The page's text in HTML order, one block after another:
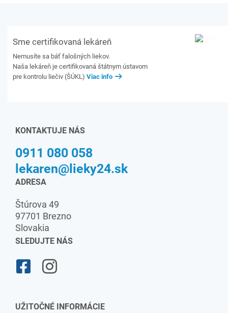
Sme certifikovaná lekáreň
Nemusíte sa báť falošných liekov.
Naša lekáreň je certifikovaná štátnym ústavom
pre kontrolu liečiv (ŠÚKL) Viac info
KONTAKTUJE NÁS
0911 080 058
lekaren@lieky24.sk
ADRESA
Štúrova 49
97701 Brezno
Slovakia
SLEDUJTE NÁS
UŽITOČNÉ INFORMÁCIE